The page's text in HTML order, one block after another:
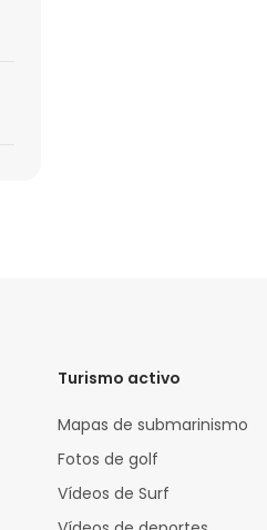
Turismo activo
Mapas de submarinismo
Fotos de golf
Vídeos de Surf